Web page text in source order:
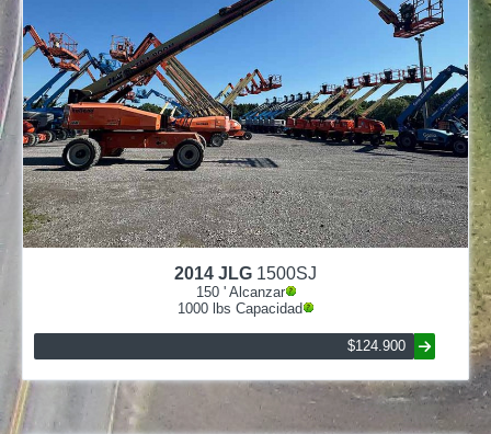
2014 JLG 1500SJ
150' Alcanzar
1000 lbs Capacidad
$124.900